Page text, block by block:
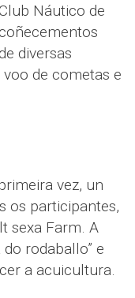
Náutico de
diversas
de cometas e
vez, un
os participantes,
sexa Farm. A
rodaballo” e
a acuicultura.